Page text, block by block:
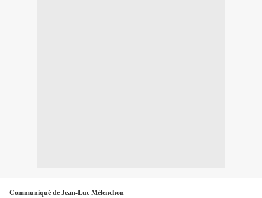
Communiqué de Jean-Luc Mélenchon